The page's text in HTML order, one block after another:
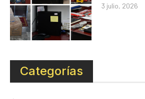
3 julio, 2026
Categorías